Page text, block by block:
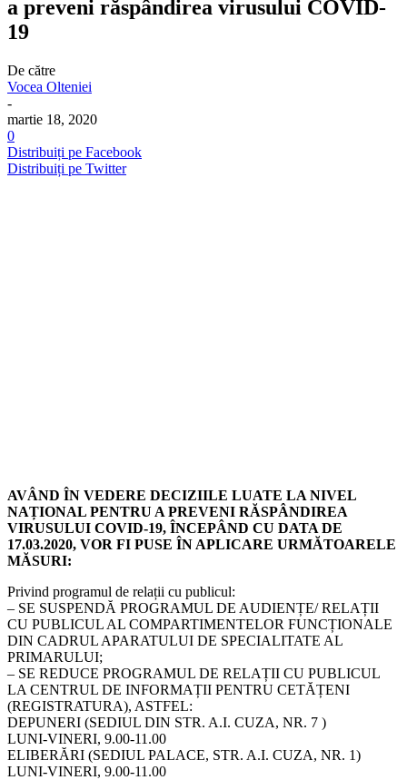
a preveni răspândirea virusului COVID-
19
De către
Vocea Olteniei
-
martie 18, 2020
0
Distribuiți pe Facebook
Distribuiți pe Twitter
AVÂND ÎN VEDERE DECIZIILE LUATE LA NIVEL
NAȚIONAL PENTRU A PREVENI RĂSPÂNDIREA
VIRUSULUI COVID-19, ÎNCEPÂND CU DATA DE
17.03.2020, VOR FI PUSE ÎN APLICARE URMĂTOARELE
MĂSURI:
Privind programul de relații cu publicul:
– SE SUSPENDĂ PROGRAMUL DE AUDIENȚE/ RELAȚII
CU PUBLICUL AL COMPARTIMENTELOR FUNCȚIONALE
DIN CADRUL APARATULUI DE SPECIALITATE AL
PRIMARULUI;
– SE REDUCE PROGRAMUL DE RELAȚII CU PUBLICUL
LA CENTRUL DE INFORMAȚII PENTRU CETĂȚENI
(REGISTRATURA), ASTFEL:
DEPUNERI (SEDIUL DIN STR. A.I. CUZA, NR. 7 )
LUNI-VINERI, 9.00-11.00
ELIBERĂRI (SEDIUL PALACE, STR. A.I. CUZA, NR. 1)
LUNI-VINERI, 9.00-11.00